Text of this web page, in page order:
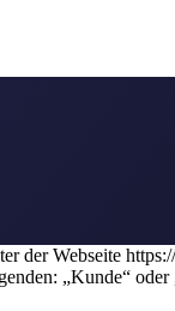
der Webseite
„Kunde“